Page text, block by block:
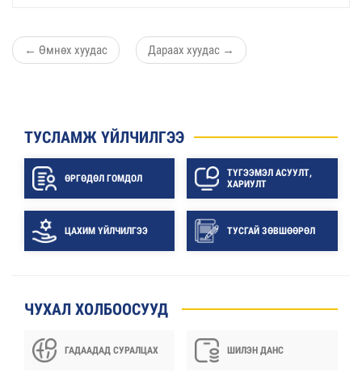
← Өмнөх хуудас Дараах хуудас →
ТУСЛАМЖ ҮЙЛЧИЛГЭЭ
ӨРГӨДӨЛ ГОМДОЛ
ТҮГЭЭМЭЛ АСУУЛТ,
ХАРИУЛТ
ЦАХИМ ҮЙЛЧИЛГЭЭ ТУСГАЙ ЗӨВШӨӨРӨЛ
ЧУХАЛ ХОЛБООСУУД
ГАДААДАД СУРАЛЦАХ ШИЛЭН ДАНС